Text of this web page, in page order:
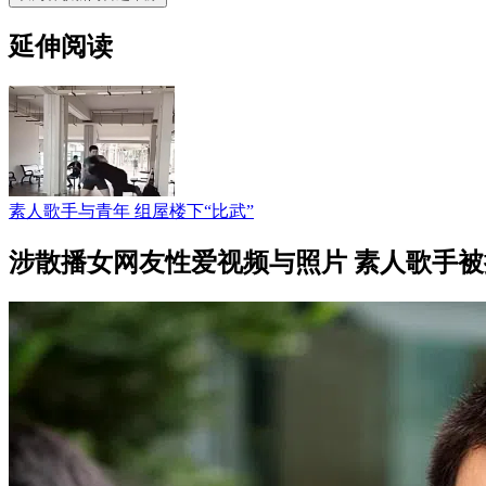
延伸阅读
素人歌手与青年 组屋楼下“比武”
涉散播女网友性爱视频与照片 素人歌手